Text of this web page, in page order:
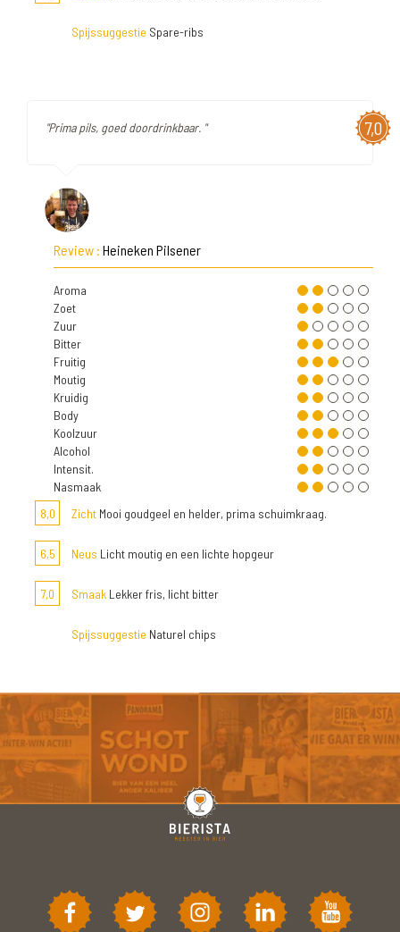
Spijssuggestie Spare-ribs
7,0
"Prima pils, goed doordrinkbaar. "
Review : Heineken Pilsener
Aroma
Zoet
Zuur
Bitter
Fruitig
Moutig
Kruidig
Body
Koolzuur
Alcohol
Intensit.
Nasmaak
8,0
Zicht Mooi goudgeel en helder, prima schuimkraag.
6,5 Neus Licht moutig en een lichte hopgeur
7,0 Smaak Lekker fris, licht bitter
Spijssuggestie Naturel chips